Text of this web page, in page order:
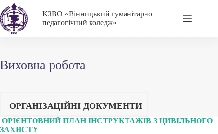
Перейти
до
вмісту
КЗВО «Вінницький гуманітарно-
педагогічний коледж»
Виховна робота
ОРГАНІЗАЦІЙНІ ДОКУМЕНТИ
ОРІЄНТОВНИЙ ПЛАН ІНСТРУКТАЖІВ З ЦИВІЛЬНОГО
ЗАХИСТУ